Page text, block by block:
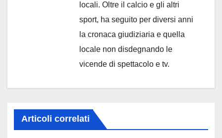
locali. Oltre il calcio e gli altri
sport, ha seguito per diversi anni
la cronaca giudiziaria e quella
locale non disdegnando le
vicende di spettacolo e tv.
Articoli correlati